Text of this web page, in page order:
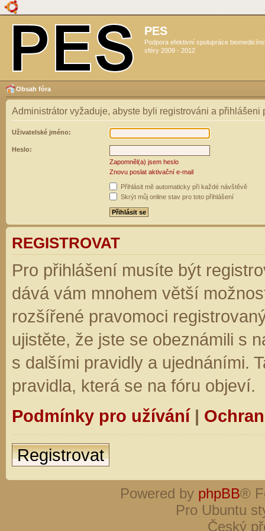
PES
Podpora efektivní spolupráce
sféry 2009 - 2012
Obsah fóra
Administrátor vyžaduje, abyste byli registrováni a přihlášeni
Uživatelské jméno:
Heslo:
Zapomněl(a) jsem heslo
Znovu poslat aktivační e-mail
Přihlásit mě automaticky při každé návštěvě
Skrýt můj online stav pro toto přihlášení
REGISTROVAT
Pro přihlášení musíte být
dává vám mnohem větší
rozšířené pravomoci
ujistěte, že jste se obeznámili s
s dalšími pravidly a ujednáními.
pravidla, která se na fóru objeví.
Podmínky pro užívání|
Registrovat
Powered by phpBB®
Pro Ubuntu
Český